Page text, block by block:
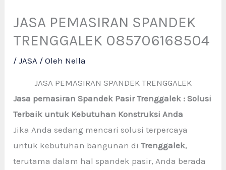
JASA PEMASIRAN SPANDEK
TRENGGALEK 085706168504
/JASA / Oleh Nella
JASA PEMASIRAN SPANDEK TRENGGALEK
Jasa pemasiran Spandek Pasir Trenggalek : Solusi
Terbaik untuk Kebutuhan Konstruksi Anda
Jika Anda sedang mencari solusi terpercaya
untuk kebutuhan bangunan diTrenggalek,
terutama dalam hal spandek pasir, Anda berada